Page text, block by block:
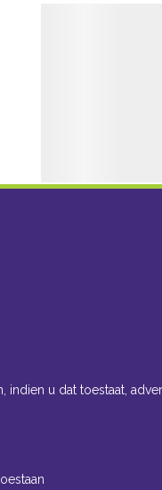
u dat toestaat,